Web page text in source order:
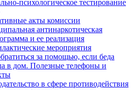
психологическое тестирование
акты комиссии
антинаркотическая
и ее реализация
мероприятия
за помощью, если беда
в дом. Полезные телефоны и
в сфере противодействия